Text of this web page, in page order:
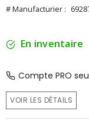
# Manufacturier :
En inventaire
Compte PRO
VOIR LES DÉTAILS